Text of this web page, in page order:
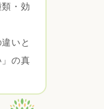
・効
いと
の真